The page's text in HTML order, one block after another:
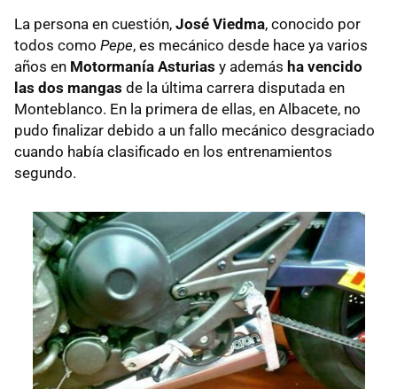
La persona en cuestión, José Viedma, conocido por
todos como Pepe, es mecánico desde hace ya varios
años en Motormanía Asturias y además ha vencido
las dos mangas de la última carrera disputada en
Monteblanco. En la primera de ellas, en Albacete, no
pudo finalizar debido a un fallo mecánico desgraciado
cuando había clasificado en los entrenamientos
segundo.